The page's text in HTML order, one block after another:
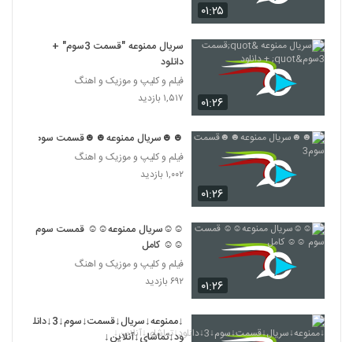
۰۱:۲۵
۰۱:۲۶
سریال ممنوعه "قسمت 3سوم" +
دانلود
فیلم و کلیپ و موزیک و اهنگ
۱,۵۱۷ بازدید
۰۱:۲۶
☻☻سریال ممنوعه☻☻قسمت سوم3
فیلم و کلیپ و موزیک و اهنگ
۱,۰۰۲ بازدید
۰۱:۲۶
☺☺سریال ممنوعه☺☺ قمست سوم
☺☺ کامل
فیلم و کلیپ و موزیک و اهنگ
۶۹۲ بازدید
↓ممنوعه↓سریال↓قسمت↓سوم↓3↓دانل
ود↓تماشای↓آنلاین↓